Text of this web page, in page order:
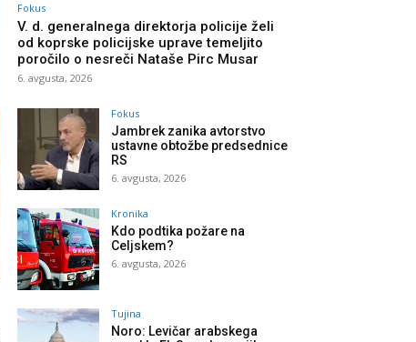
Fokus
V. d. generalnega direktorja policije želi
od koprske policijske uprave temeljito
poročilo o nesreči Nataše Pirc Musar
6. avgusta, 2026
Fokus
Jambrek zanika avtorstvo
ustavne obtožbe predsednice
RS
6. avgusta, 2026
Kronika
Kdo podtika požare na
Celjskem?
6. avgusta, 2026
Tujina
Noro: Levičar arabskega